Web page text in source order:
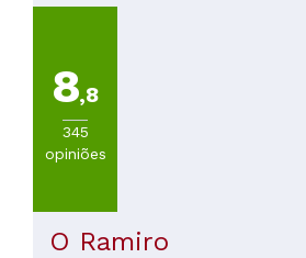
8,8
345
opiniões
O Ramiro